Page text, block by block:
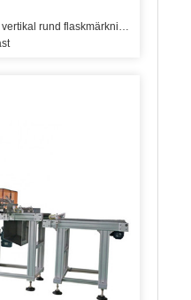
rund flaskmärkningsmaskin